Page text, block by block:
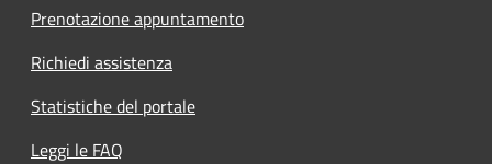
Prenotazione appuntamento
Richiedi assistenza
Statistiche del portale
Leggi le FAQ